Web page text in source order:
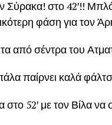
στο 42′!!
φάση για τον
από σέντρα του
παίρνει καλά
στο 52′ με τον Βίλα